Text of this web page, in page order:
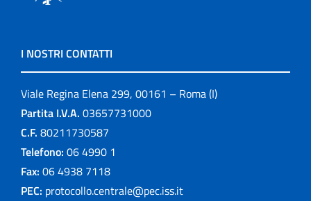
I NOSTRI CONTATTI
Viale Regina Elena 299, 00161 – Roma (I)
Partita I.V.A. 03657731000
C.F. 80211730587
Telefono: 06 4990 1
Fax: 06 4938 7118
PEC: protocollo.centrale@pec.iss.it